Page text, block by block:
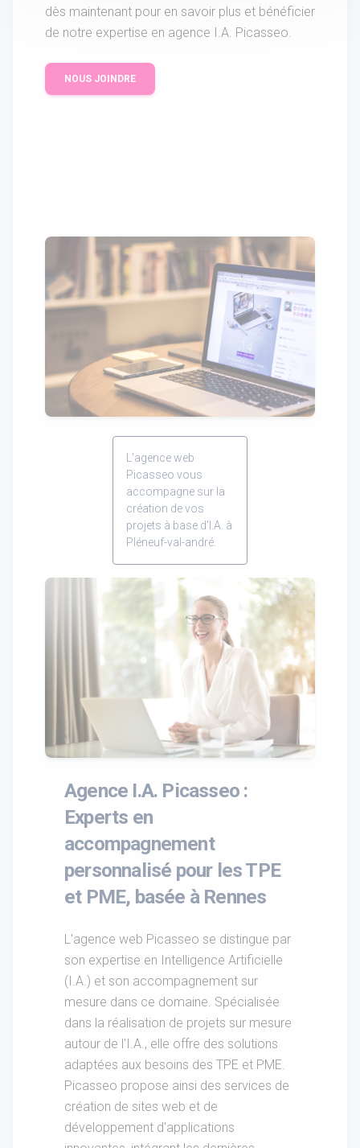
dès maintenant pour en savoir plus et bénéficier
de notre expertise en agence I.A. Picasseo.
NOUS JOINDRE
L'agence web
Picasseo vous
accompagne sur la
création de vos
projets à base d'I.A. à
Pléneuf-val-andré.
Agence I.A. Picasseo :
Experts en
accompagnement
personnalisé pour les TPE
et PME, basée à Rennes
L'agence web Picasseo se distingue par
son expertise en Intelligence Artificielle
(I.A.) et son accompagnement sur
mesure dans ce domaine. Spécialisée
dans la réalisation de projets sur mesure
autour de l'I.A., elle offre des solutions
adaptées aux besoins des TPE et PME.
Picasseo propose ainsi des services de
création de sites web et de
développement d'applications